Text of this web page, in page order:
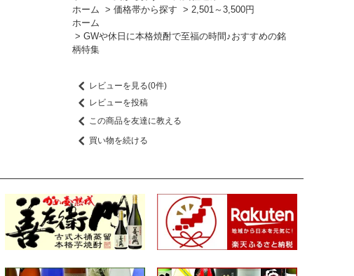
ホーム > 価格帯から探す > 2,501～3,500円
ホーム
> GWや休日に本格焼酎で至福の時間♪おすすめの銘
柄特集
レビューを見る(0件)
レビューを投稿
この商品を友達に教える
買い物を続ける